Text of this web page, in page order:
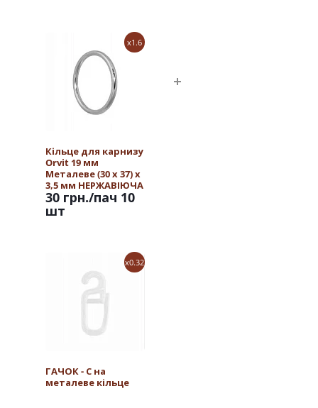
x1.6
Кільце для карнизу
Orvit 19 мм
Металеве (30 х 37) х
3,5 мм НЕРЖАВІЮЧА
СТАЛЬ
30 грн./пач 10
шт
x0.32
ГАЧОК - С на
металеве кільце